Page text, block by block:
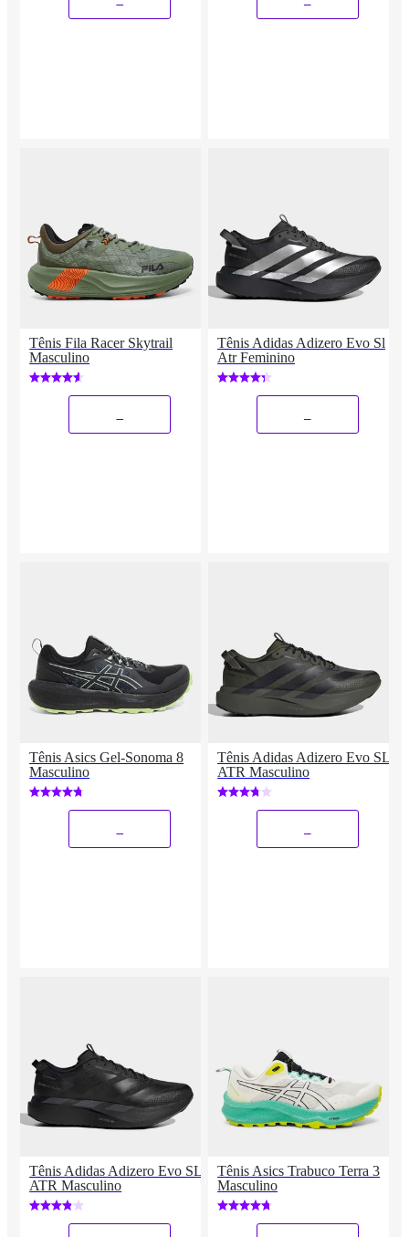
Tênis Fila Racer Skytrail
Masculino
Tênis Adidas Adizero Evo Sl
Atr Feminino
Tênis Asics Gel-Sonoma 8
Masculino
Tênis Adidas Adizero Evo SL
ATR Masculino
Tênis Adidas Adizero Evo SL
ATR Masculino
Tênis Asics Trabuco Terra 3
Masculino